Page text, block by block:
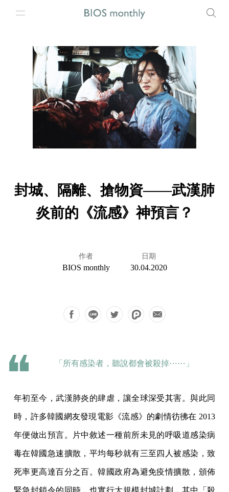
封城、隔離、搶物資——武漢肺
炎前的《流感》神預言？
作者
BIOS monthly
日期
30.04.2020
「所有感染者，聽說都會被殺掉⋯⋯」
年初至今，武漢肺炎的肆虐，讓全球深受其害。與此同
時，許多韓國網友發現電影《流感》的劇情彷彿在 2013
年便做出預言。片中敘述一種前所未見的呼吸道感染病
毒在韓國急速擴散，平均每秒就有三至四人被感染，致
死率更高達百分之百。韓國政府為避免疫情擴散，頒佈
緊急封鎖令的同時，也實行大規模封城計劃，其中「殺